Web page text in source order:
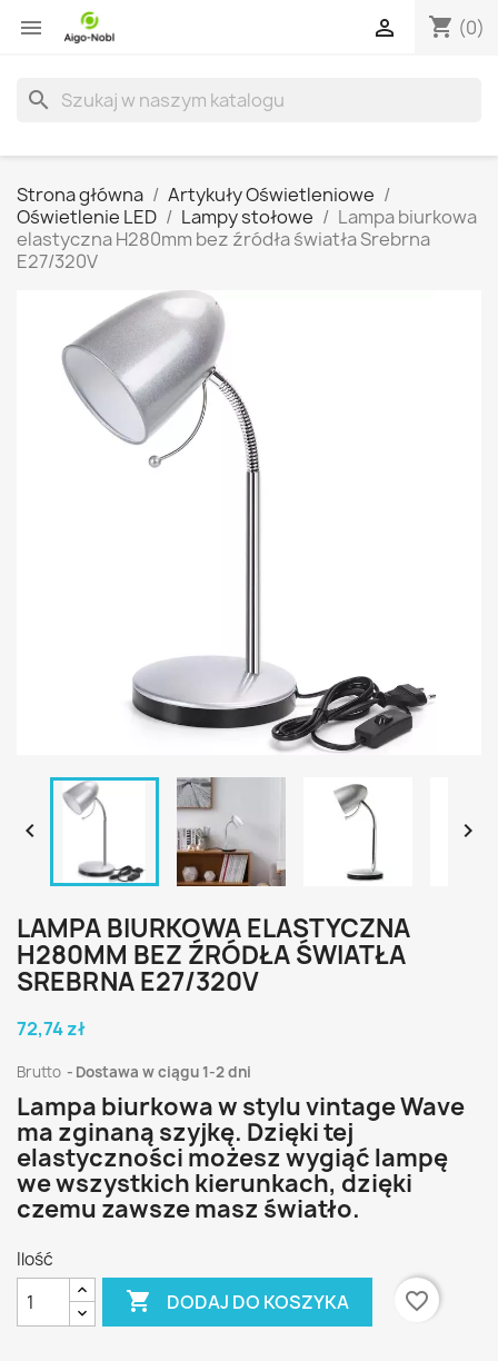
 shopping_cart (0)

search
Strona główna
Artykuły Oświetleniowe
Oświetlenie LED
Lampy stołowe
Lampa biurkowa
elastyczna H280mm bez źródła światła Srebrna
E27/320V
 
LAMPA BIURKOWA ELASTYCZNA
H280MM BEZ ŹRÓDŁA ŚWIATŁA
SREBRNA E27/320V
72,74 zł
Brutto Dostawa w ciągu 1-2 dni
Lampa biurkowa w stylu vintage Wave
ma zginaną szyjkę. Dzięki tej
elastyczności możesz wygiąć lampę
we wszystkich kierunkach, dzięki
czemu zawsze masz światło.
Ilość
 DODAJ DO KOSZYKA favorite_border